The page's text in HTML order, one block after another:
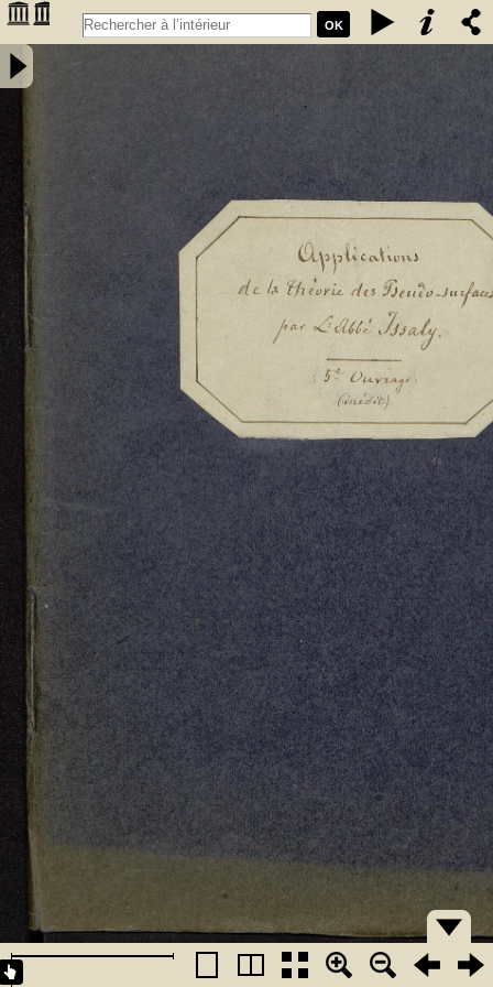
OK
Travaux sur les pseudo-surfaces, par Issaly. Les Problèmes de
Plateau, de Dirichlet, de Gauss, etc., et autres questions choisies,
servant d'applications à la Théorie des pseudo-surfaces : cinquième
ouvrage (inédit) de l'auteur sur les pseudo-surfaces - Issaly, Pierre-
Adolphe, abbé (1833-....). Auteur